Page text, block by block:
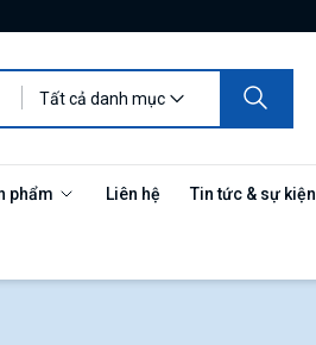
Tất cả danh mục
phẩm Liên hệ Tin tức & sự kiện